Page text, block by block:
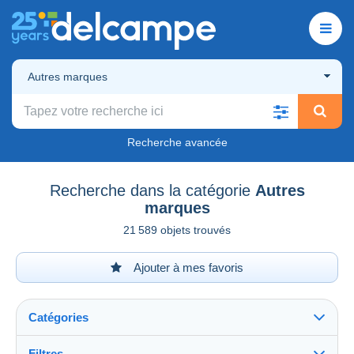
Autres marques
Recherche avancée
Recherche dans la catégorie Autres
marques
21 589 objets trouvés
Ajouter à mes favoris
Catégories